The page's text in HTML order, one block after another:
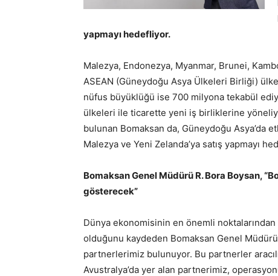
yapmayı hedefliyor.
Malezya, Endonezya, Myanmar, Brunei,
ASEAN (Güneydoğu Asya Ülkeleri Birliği)
nüfus büyüklüğü ise 700 milyona tekabül
ülkeleri ile ticarette yeni iş birliklerine
bulunan Bomaksan da, Güneydoğu Asya’da
Malezya ve Yeni Zelanda’ya satış yapmayı
Bomaksan Genel Müdürü R. Bora Boysan,
gösterecek”
Dünya ekonomisinin en önemli
olduğunu kaydeden Bomaksan Genel
partnerlerimiz bulunuyor. Bu partnerler
Avustralya’da yer alan partnerimiz,